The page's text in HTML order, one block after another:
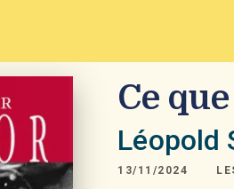
Ce
Léopold
13/11/2024